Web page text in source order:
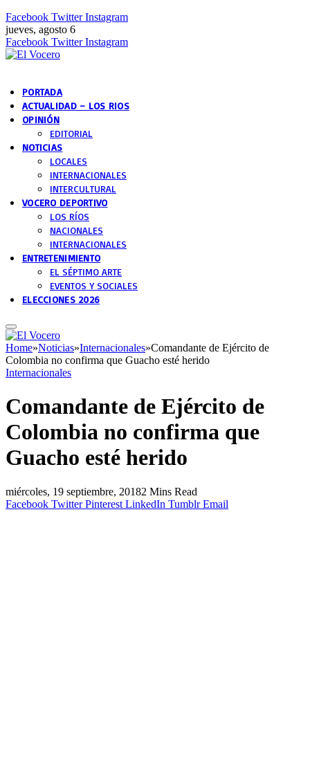
Facebook Twitter Instagram
jueves, agosto 6
Facebook Twitter Instagram
PORTADA
ACTUALIDAD – LOS RIOS
OPINIÓN
EDITORIAL
NOTICIAS
LOCALES
INTERNACIONALES
INTERCULTURAL
VOCERO DEPORTIVO
LOS RÍOS
NACIONALES
INTERNACIONALES
ENTRETENIMIENTO
EL SÉPTIMO ARTE
EVENTOS Y SOCIALES
ELECCIONES 2026
Home»Noticias»Internacionales»Comandante de Ejército de
Colombia no confirma que Guacho esté herido
Internacionales
Comandante de Ejército de
Colombia no confirma que
Guacho esté herido
miércoles, 19 septiembre, 20182 Mins Read
Facebook Twitter Pinterest LinkedIn Tumblr Email